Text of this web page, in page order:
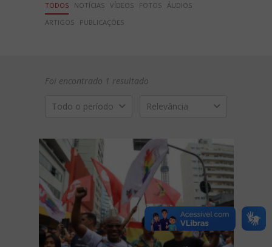
TODOS NOTÍCIAS VÍDEOS FOTOS ÁUDIOS
ARTIGOS
PUBLICAÇÕES
Foi encontrado 1 resultado
Todo o período Relevância